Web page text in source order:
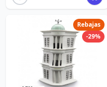
Rebajas
-29%